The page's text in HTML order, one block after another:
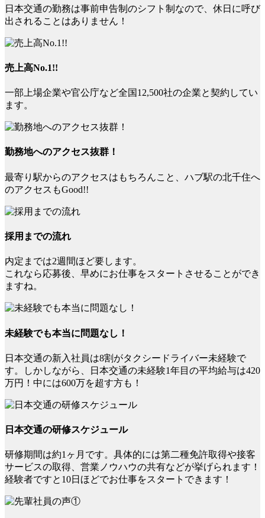
日本交通の勤務は事前申告制のシフト制なので、休日に呼び
出されることはありません！
売上高No.1!!
一部上場企業や官公庁など全国12,500社の企業と契約してい
ます。
勤務地へのアクセス抜群！
最寄り駅からのアクセスはもちろんこと、ハブ駅の北千住へ
のアクセスもGood!!
採用までの流れ
内定までは2週間ほど要します。
これなら応募後、早めにお仕事をスタートさせることができ
ますね。
未経験でも本当に問題なし！
日本交通の新入社員は8割がタクシードライバー未経験で
す。しかしながら、日本交通の未経験1年目の平均給与は420
万円！中には600万を超す方も！
日本交通の研修スケジュール
研修期間は約1ヶ月です。具体的には第二種免許取得や接客
サービスの取得、営業ノウハウの共有などが挙げられます！
経験者ですと10日ほどでお仕事をスタートできます！